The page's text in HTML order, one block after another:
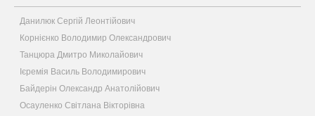
Данилюк Сергій Леонтійович
Корнієнко Володимир Олександрович
Танцюра Дмитро Миколайович
Ієремія Василь Володимирович
Байдерін Олександр Анатолійович
Осауленко Світлана Вікторівна